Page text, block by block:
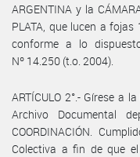
ARGENTINA y la
PLATA, que lucen a fojas
conforme a lo
Nº 14.250 (t.o. 2004).
ARTÍCULO 2°.- Gírese a
Archivo Documental
COORDINACIÓN.
Colectiva a fin de que